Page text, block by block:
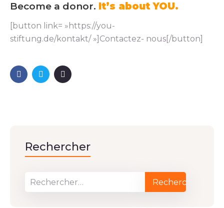
Become a donor. It’s about YOU.
[button link= »https://you-
stiftung.de/kontakt/ »]Contactez- nous[/button]
Rechercher